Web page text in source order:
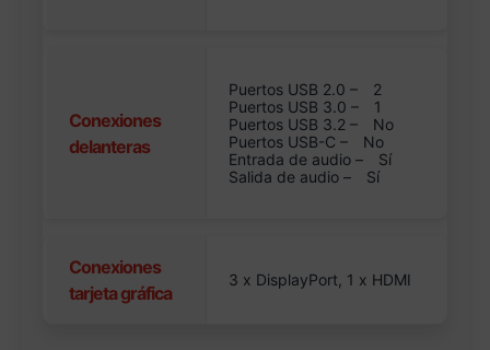
Conexiones
delanteras
Puertos USB 2.0 –
2
Puertos USB 3.0 –
1
Puertos USB 3.2 –
No
Puertos USB-C –
No
Entrada de audio –
Sí
Salida de audio –
Sí
Conexiones
tarjeta gráfica
3 x DisplayPort, 1 x HDMI